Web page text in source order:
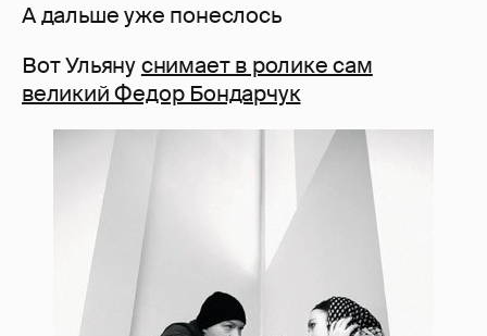
А дальше уже понеслось
Вот Ульянуснимает в ролике сам
великий Федор Бондарчук